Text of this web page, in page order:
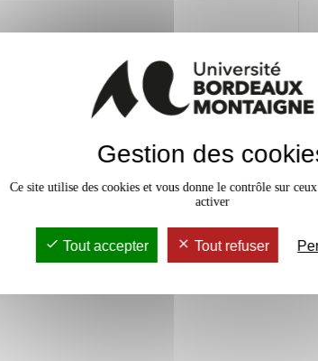
d'acquisition
et
étrangère, à
Gestion des
Ce site utilise des cookies et vous donne le contrôle sur
activer
Tout accepter Tout refuser